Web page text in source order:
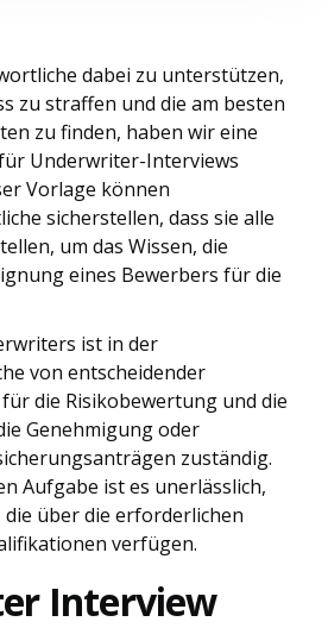
dabei zu unterstützen,
zu straffen und die am besten
zu finden, haben wir eine
Underwriter-Interviews
Vorlage können
sicherstellen, dass sie alle
um das Wissen, die
eines Bewerbers für die
ist in der
von entscheidender
die Risikobewertung und die
Genehmigung oder
zuständig.
Aufgabe ist es unerlässlich,
über die erforderlichen
verfügen.
Interview